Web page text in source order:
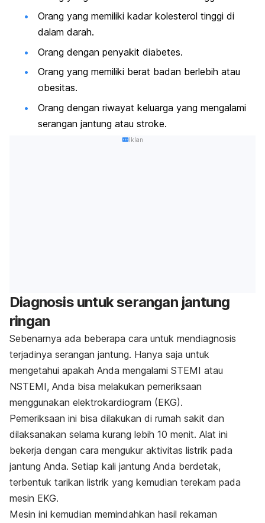
Orang yang memiliki kadar kolesterol tinggi di
dalam darah.
Orang dengan penyakit diabetes.
Orang yang memiliki berat badan berlebih atau
obesitas.
Orang dengan riwayat keluarga yang mengalami
serangan jantung atau stroke.
Iklan
Diagnosis untuk serangan jantung
ringan
Sebenarnya ada beberapa cara untuk mendiagnosis
terjadinya serangan jantung. Hanya saja untuk
mengetahui apakah Anda mengalami STEMI atau
NSTEMI, Anda bisa melakukan pemeriksaan
menggunakan elektrokardiogram (EKG).
Pemeriksaan ini bisa dilakukan di rumah sakit dan
dilaksanakan selama kurang lebih 10 menit. Alat ini
bekerja dengan cara mengukur aktivitas listrik pada
jantung Anda. Setiap kali jantung Anda berdetak,
terbentuk tarikan listrik yang kemudian terekam pada
mesin EKG.
Mesin ini kemudian memindahkan hasil rekaman